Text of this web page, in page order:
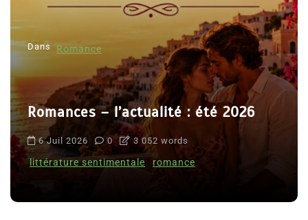
Dans Romance
Romances – l’actualité : été 2026
6 Juil 2026 0 3 052 words
littérature sentimentale romance